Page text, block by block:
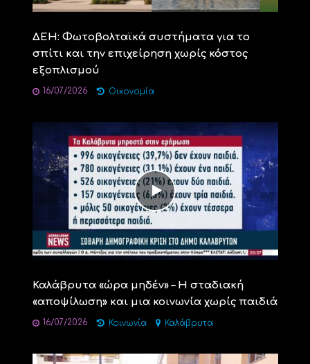
ΔΕΗ: Φωτοβολταϊκά συστήματα για το
σπίτι και την επιχείρηση χωρίς κόστος
εξοπλισμού
16/07/2026 Οικονομία
Καλάβρυτα «ώρα μηδέν» – Η σταδιακή
«αποψίλωση» και μια κοινωνία χωρίς παιδιά
16/07/2026 Κοινωνία Καλάβρυτα